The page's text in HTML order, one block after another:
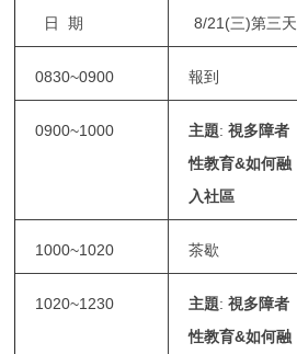
日 期 8/21(三)第三天
0830~0900 報到
0900~1000 主題:視多障者
性教育&如何融
入社區
1000~1020 茶歇
1020~1230 主題:視多障者
性教育&如何融